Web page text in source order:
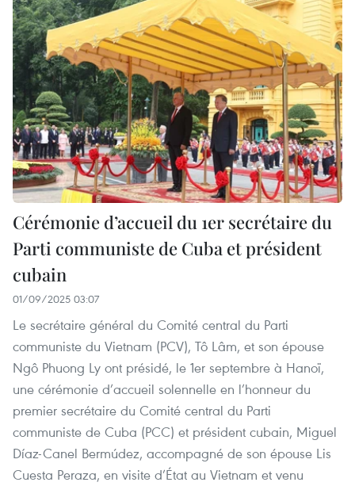
Cérémonie d’accueil du 1er secrétaire du
Parti communiste de Cuba et président
cubain
01/09/2025 03:07
Le secrétaire général du Comité central du Parti
communiste du Vietnam (PCV), Tô Lâm, et son épouse
Ngô Phuong Ly ont présidé, le 1er septembre à Hanoï,
une cérémonie d’accueil solennelle en l’honneur du
premier secrétaire du Comité central du Parti
communiste de Cuba (PCC) et président cubain, Miguel
Díaz-Canel Bermúdez, accompagné de son épouse Lis
Cuesta Peraza, en visite d’État au Vietnam et venu